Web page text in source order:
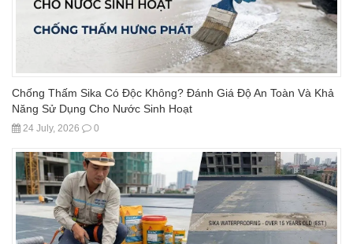
Chống Thấm Sika Có Độc Không? Đánh Giá Độ An Toàn Và Khả
Năng Sử Dụng Cho Nước Sinh Hoạt
24 July, 2026 0